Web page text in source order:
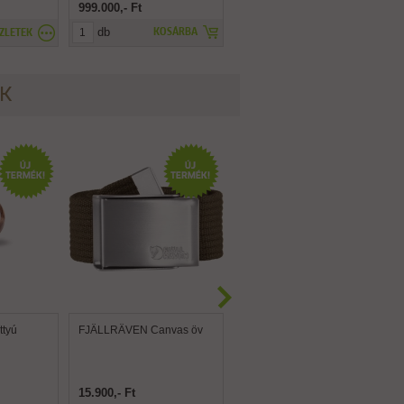
999.000,- Ft
KOSÁRBA
db
FJÄLLRÄVEN Canvas öv
15.900,- Ft